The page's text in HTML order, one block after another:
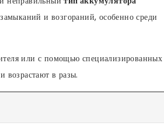
и возгораний, особенно среди
или с помощью специализированных
возрастают в разы.